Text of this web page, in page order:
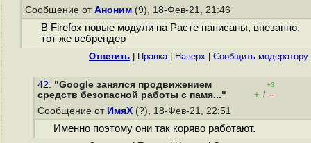
Сообщение от Аноним (9), 18-Фев-21, 21:46
В Firefox новые модули на Расте написаны, внезапно,
тот же вебрендер
Ответить Правка| Наверх Cообщить модератору
42. "Google занялся продвижением
средств безопасной работы с памя..."
+3
+ / –
Сообщение от ИмяХ (?), 18-Фев-21, 22:51
Именно поэтому они так коряво работают.